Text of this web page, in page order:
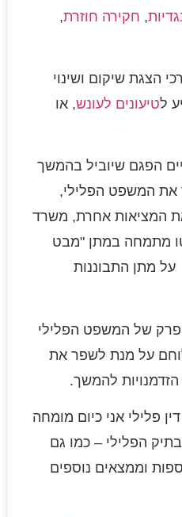
, חקירה חוזרת,
הצגת שיקום ושינוי
לטיעונים לעונש, או
הפגם שיוביל בהמשך
את המשפט הפלילי,
המציאות אחרת, משרד
מתמחה במתן "מבט
מתן התבוננות
של המשפט הפלילי
על מנת לשפר את
להמשך.
פלילי אני כיום מומחה
הפלילי – כמו גם
וממצאים נוספים